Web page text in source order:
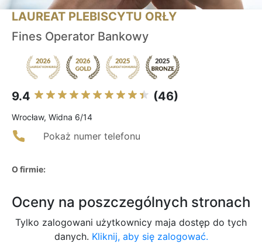
LAUREAT PLEBISCYTU ORŁY
Fines Operator Bankowy
9.4 (46)
Wrocław, Widna 6/14
Pokaż numer telefonu
O firmie:
Oceny na poszczególnych stronach
Tylko zalogowani użytkownicy maja dostęp do tych
danych. Kliknij, aby się zalogować.